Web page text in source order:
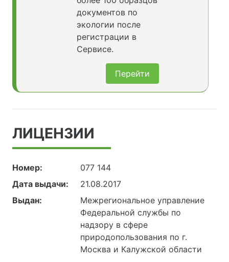
документов по
экологии после
регистрации в
Сервисе.
Перейти
ЛИЦЕНЗИИ
Номер:
077 144
Дата выдачи:
21.08.2017
Выдан:
Межрегиональное управление
Федеральной службы по
надзору в сфере
природопользования по г.
Москва и Калужской области